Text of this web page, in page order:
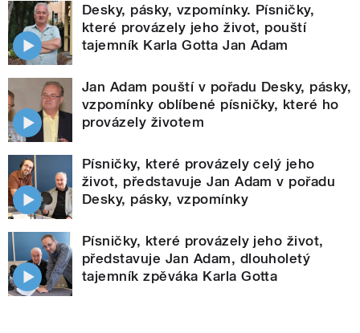
Desky, pásky, vzpomínky. Písničky,
které provázely jeho život, pouští
tajemník Karla Gotta Jan Adam
Jan Adam pouští v pořadu Desky, pásky,
vzpomínky oblíbené písničky, které ho
provázely životem
Písničky, které provázely celý jeho
život, představuje Jan Adam v pořadu
Desky, pásky, vzpomínky
Písničky, které provázely jeho život,
představuje Jan Adam, dlouholetý
tajemník zpěváka Karla Gotta